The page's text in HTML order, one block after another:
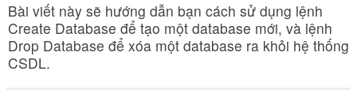
Bài viết này sẽ hướng dẫn bạn cách sử dụng lệnh
Create Database để tạo một database mới, và lệnh
Drop Database để xóa một database ra khỏi hệ thống
CSDL.